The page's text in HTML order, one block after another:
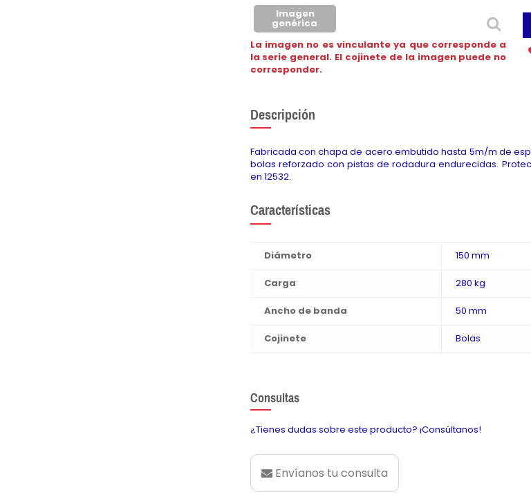
Imagen
genérica
La imagen no es vinculante ya que corresponde a
la serie general. El cojinete de la imagen puede no
corresponder.
Descripción
Fabricada con chapa de acero embutido hasta 5m/m de
bolas reforzado con pistas de rodadura endurecidas.
en 12532.
Características
Diámetro 150 mm
Carga 280 kg
Ancho de banda 50 mm
Cojinete Bolas
Consultas
¿Tienes dudas sobre este producto? ¡Consúltanos!
Envíanos tu consulta